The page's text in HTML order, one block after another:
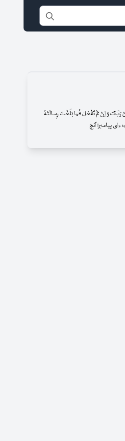
رَبِّکَ وَ اِنْ لَمْ تَفْعَلْ فَما بَلَّغْتَ رِسالَتَهُ
پیامبر! آنچ